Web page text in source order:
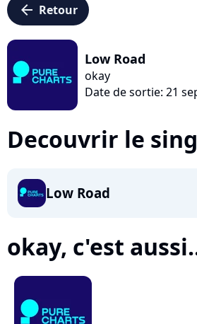
arrow_left Retour
Low Road
okay
Date de sortie: 21
Decouvrir le
Low Road
okay, c'est